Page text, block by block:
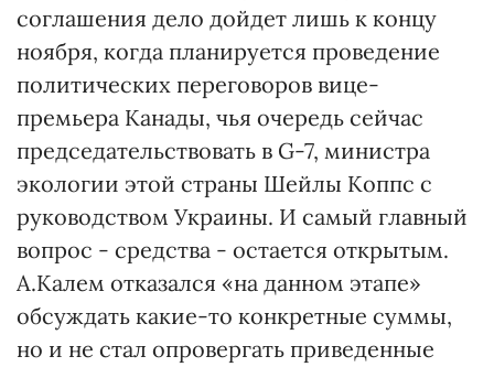
соглашения дело дойдет лишь к концу
ноября, когда планируется проведение
политических переговоров вице-
премьера Канады, чья очередь сейчас
председательствовать в G-7, министра
экологии этой страны Шейлы Коппс с
руководством Украины. И самый главный
вопрос - средства - остается открытым.
А.Калем отказался «на данном этапе»
обсуждать какие-то конкретные суммы,
но и не стал опровергать приведенные